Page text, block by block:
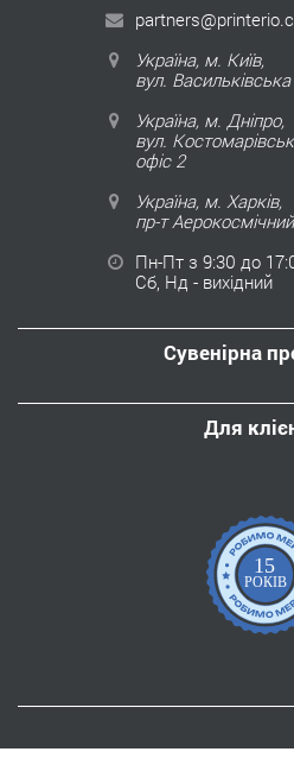
Україна, м. Київ,
вул.
Україна, м. Дніпро,
вул.
офіс 2
Україна, м. Харків,
пр-т
Пн-Пт з 9:30 до
Сб, Нд - вихідний
Сувенірна
Для
15
РОКІВ